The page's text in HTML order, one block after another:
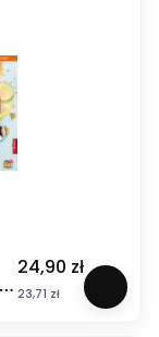
Cena
24,90 zł
Cena
23,71 zł